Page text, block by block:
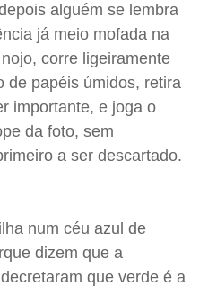
alguém se lembra
já meio mofada na
corre ligeiramente
de papéis úmidos, retira
importante, e joga o
da foto, sem
a ser descartado.
num céu azul de
dizem que a
que verde é a